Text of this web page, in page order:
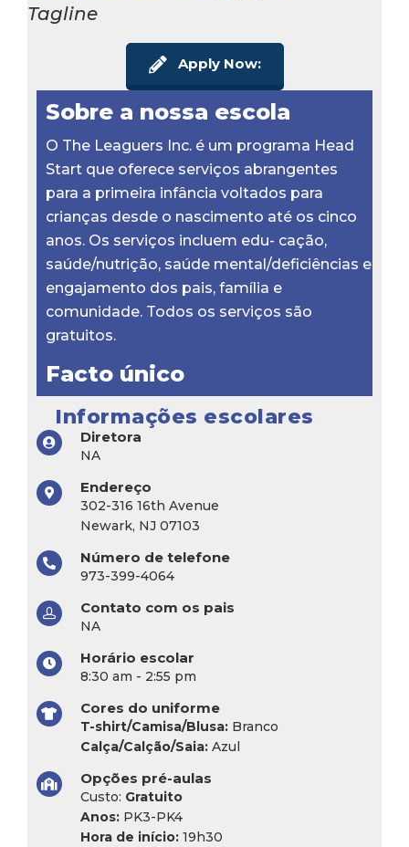
Tagline
Apply Now:
Sobre a nossa escola
O The Leaguers Inc. é um programa Head
Start que oferece serviços abrangentes
para a primeira infância voltados para
crianças desde o nascimento até os cinco
anos. Os serviços incluem edu- cação,
saúde/nutrição, saúde mental/deficiências e
engajamento dos pais, família e
comunidade. Todos os serviços são
gratuitos.
Facto único
Informações escolares
Diretora
NA
Endereço
302-316 16th Avenue
Newark, NJ 07103
Número de telefone
973-399-4064
Contato com os pais
NA
Horário escolar
8:30 am - 2:55 pm
Cores do uniforme
T-shirt/Camisa/Blusa: Branco
Calça/Calção/Saia: Azul
Opções pré-aulas
Custo: Gratuito
Anos: PK3-PK4
Hora de início: 19h30